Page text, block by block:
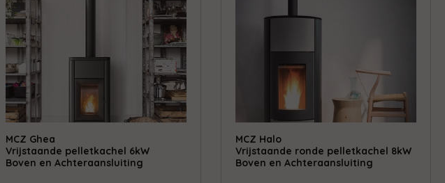
MCZ Ghea
Vrijstaande pelletkachel 6kW
Boven en Achteraansluiting
MCZ Halo
Vrijstaande ronde pelletkachel 8kW
Boven en Achteraansluiting